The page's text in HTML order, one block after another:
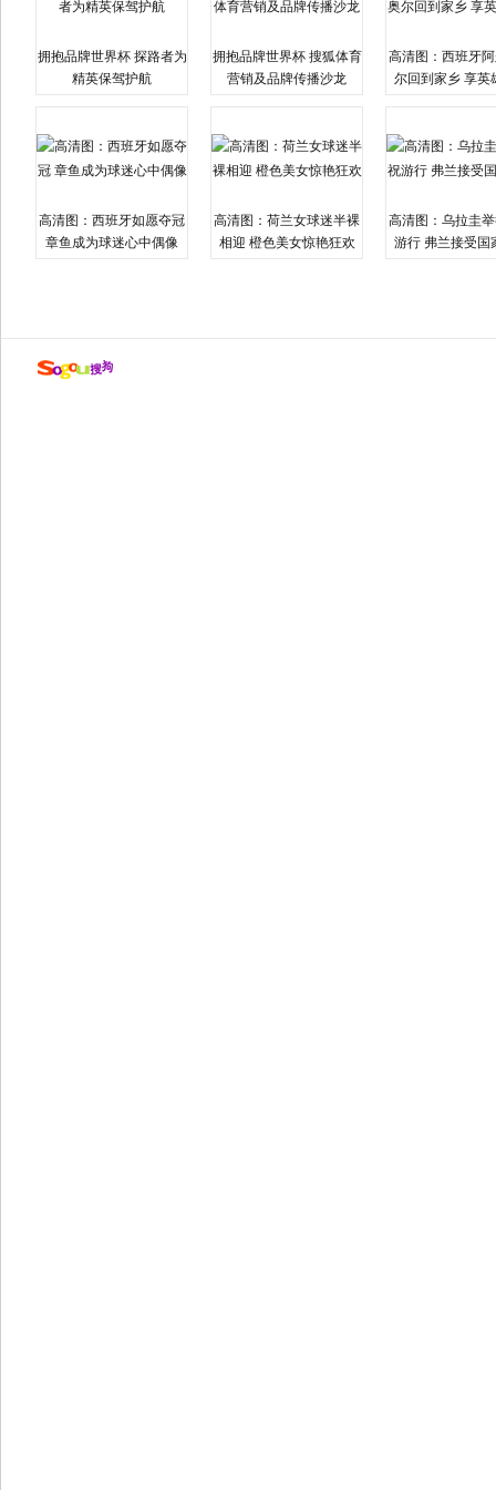
拥抱品牌世界杯 探路者为
精英保驾护航
拥抱品牌世界杯 搜狐体育
营销及品牌传播沙龙
高清图：西班牙
尔回到家乡 享英
高清图：西班牙如愿夺冠
章鱼成为球迷心中偶像
高清图：荷兰女球迷半裸
相迎 橙色美女惊艳狂欢
高清图：乌拉圭
游行 弗兰接受国